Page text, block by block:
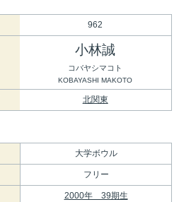
962
小林誠
コバヤシマコト
KOBAYASHI MAKOTO
北関東
大学ボウル
フリー
2000年 39期生